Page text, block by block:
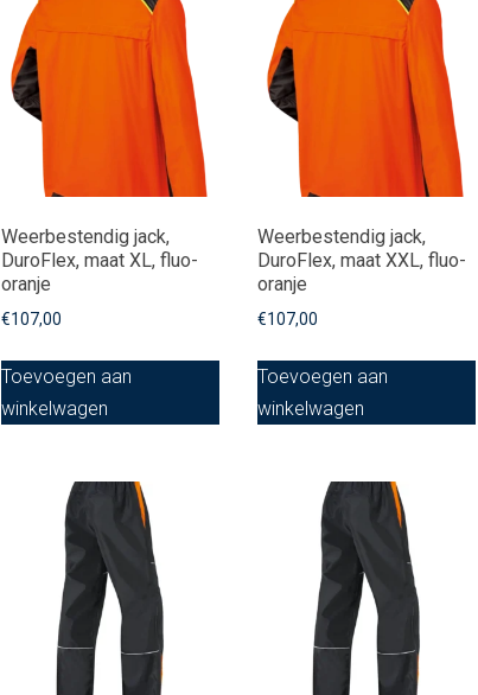
Weerbestendig jack,
DuroFlex, maat XL, fluo-
oranje
€107,00
Toevoegen aan
winkelwagen
Weerbestendig jack,
DuroFlex, maat XXL, fluo-
oranje
€107,00
Toevoegen aan
winkelwagen